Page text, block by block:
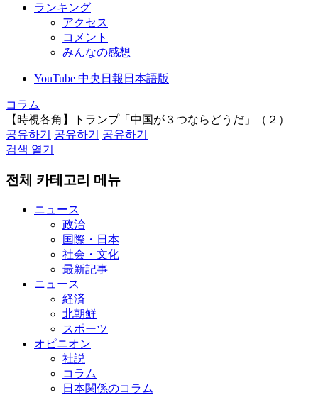
ランキング
アクセス
コメント
みんなの感想
YouTube 中央日報日本語版
コラム
【時視各角】トランプ「中国が３つならどうだ」（２）
공유하기
공유하기
공유하기
검색 열기
전체 카테고리 메뉴
ニュース
政治
国際・日本
社会・文化
最新記事
ニュース
経済
北朝鮮
スポーツ
オピニオン
社説
コラム
日本関係のコラム